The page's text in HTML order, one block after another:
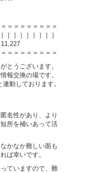
＝＝＝＝＝＝＝＝
］］］］］］］］
＝＝＝＝＝＝＝＝
とうございます。
報交換の場です。
動しております。
名性があり、より
所を補いあって活
かなか難しい面も
ば幸いです。
ていますので、難